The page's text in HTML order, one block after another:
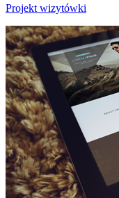
Projekt wizytówki